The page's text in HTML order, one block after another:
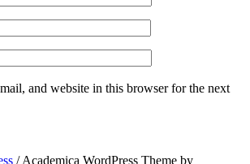
and website in this browser for the next
/ Academica WordPress Theme by